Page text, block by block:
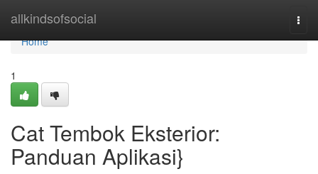
allkindsofsocial
Home
Home
1
Cat Tembok Eksterior:
Panduan Aplikasi}